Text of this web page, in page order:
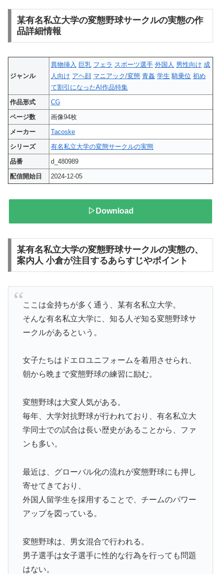
某有名私立大学の変態野球サークルの実態の作
品詳細情報
ジャンル
異物挿入 巨乳 フェラ スポーツ選手 外国人 男性向け 成
人向け アヘ顔 マニアック/変態 青姦 学生 騎乗位 初め
て割引になったAI作品特集
作品形式
CG
ページ数
画像94枚
メーカー
Tacoske
シリーズ
有名私立大学の変態サークルの実態
品番
d_480989
配信開始日
2024-12-05
▷Download
某有名私立大学の変態野球サークルの実態の、
案内人 小倉が注目するあらすじやポイント
ここは金持ちが多く通う、某有名私立大学。
そんな有名私立大学に、知る人ぞ知る変態野球サ
ークルがあるという。
女子たちはドエロユニフォームを着用させられ、
朝から晩まで変態野球の練習に励む。
変態野球は大変人気がある。
毎年、大学対抗野球が行われており、有名私立大
学同士での試合は長い歴史があることから、ファ
ンも多い。
最近は、グローバル化の流れが変態野球にも押し
寄せてきており、
外国人留学生を採用することで、チームのパワー
アップを図っている。
変態野球は、男女混合で行われる。
男子選手は女子選手に性的な行為を行っても問題
はない。